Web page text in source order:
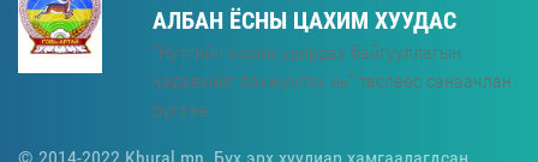
АЛБАН ЁСНЫ ЦАХИМ ХУУДАС
"Нутгийн өөрөө удирдах байгууллагын
чадавхийг бэхжүүлэх нь" төслөөс санаачлан
бүтээв.